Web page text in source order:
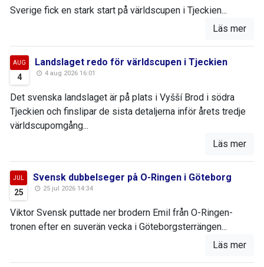
Sverige fick en stark start på världscupen i Tjeckien...
Läs mer
AUG
4
Landslaget redo för världscupen i Tjeckien
4 aug 2026 16:01
Det svenska landslaget är på plats i Vyšší Brod i södra
Tjeckien och finslipar de sista detaljerna inför årets tredje
världscupomgång...
Läs mer
JUL
25
Svensk dubbelseger på O-Ringen i Göteborg
25 jul 2026 14:34
Viktor Svensk puttade ner brodern Emil från O-Ringen-
tronen efter en suverän vecka i Göteborgsterrängen...
Läs mer